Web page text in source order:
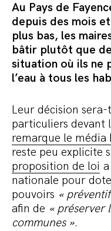
Au Pays de
depuis des mois
plus bas, les
bâtir plutôt que
situation où ils ne
l’eau à tous les
Leur décision
particuliers devant
remarque le média
reste peu explicite
proposition de loi
nationale pour
pouvoirs «
afin de « préserver
communes ».